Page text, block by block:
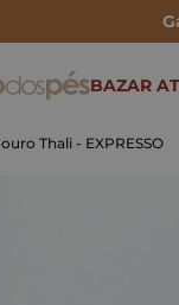
BAZAR
Thali - EXPRESSO